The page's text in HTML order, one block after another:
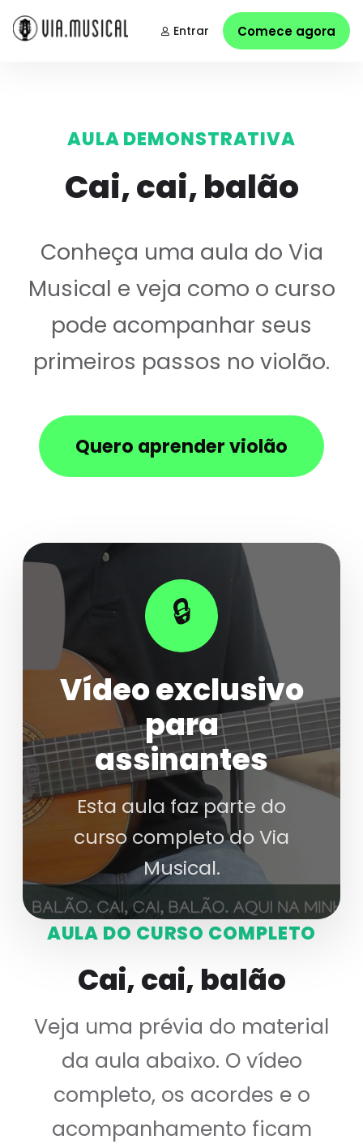
Entrar Comece agora
AULA DEMONSTRATIVA
Cai, cai, balão
Conheça uma aula do Via
Musical e veja como o curso
pode acompanhar seus
primeiros passos no violão.
Quero aprender violão
🔒
Vídeo exclusivo
para
assinantes
Esta aula faz parte do
curso completo do Via
Musical.
AULA DO CURSO COMPLETO
Cai, cai, balão
Veja uma prévia do material
da aula abaixo. O vídeo
completo, os acordes e o
acompanhamento ficam